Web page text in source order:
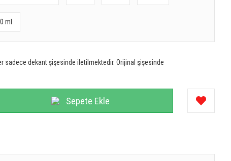
ml
sadece dekant şişesinde iletilmektedir. Orijinal şişesinde
Sepete Ekle